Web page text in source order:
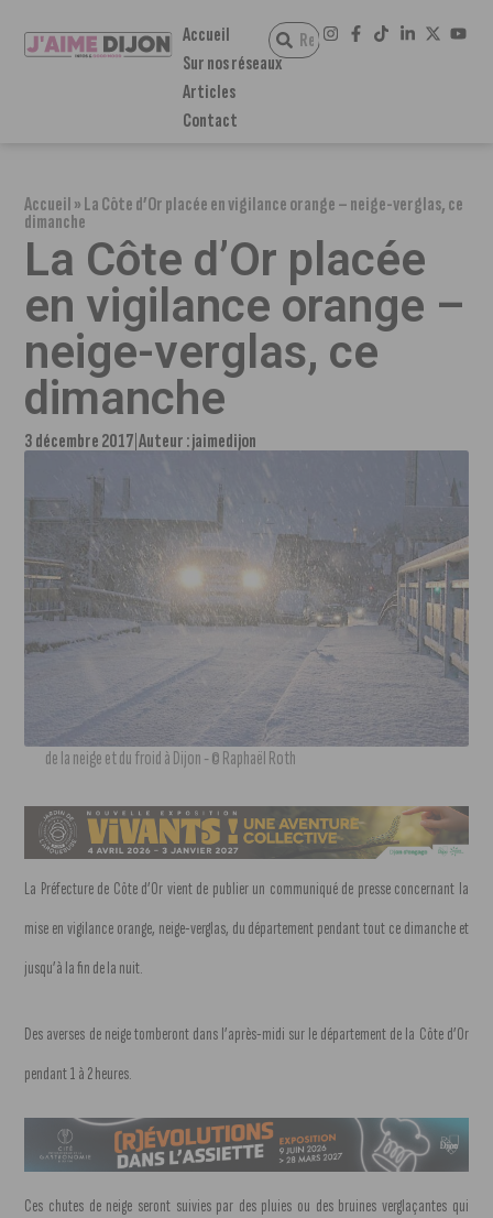
Accueil
Sur nos réseaux
Articles
Contact
Accueil»La Côte d’Or placée en vigilance orange – neige-verglas, ce
dimanche
La Côte d’Or placée
en vigilance orange –
neige-verglas, ce
dimanche
3 décembre 2017 Auteur :jaimedijon
de la neige et du froid à Dijon - © Raphaël Roth
La Préfecture de Côte d’Or vient de publier un communiqué de presse concernant la
mise en vigilance orange, neige-verglas, du département pendant tout ce dimanche et
jusqu’à la fin de la nuit.
Des averses de neige tomberont dans l’après-midi sur le département de la Côte d’Or
pendant 1 à 2 heures.
Ces chutes de neige seront suivies par des pluies ou des bruines verglaçantes qui